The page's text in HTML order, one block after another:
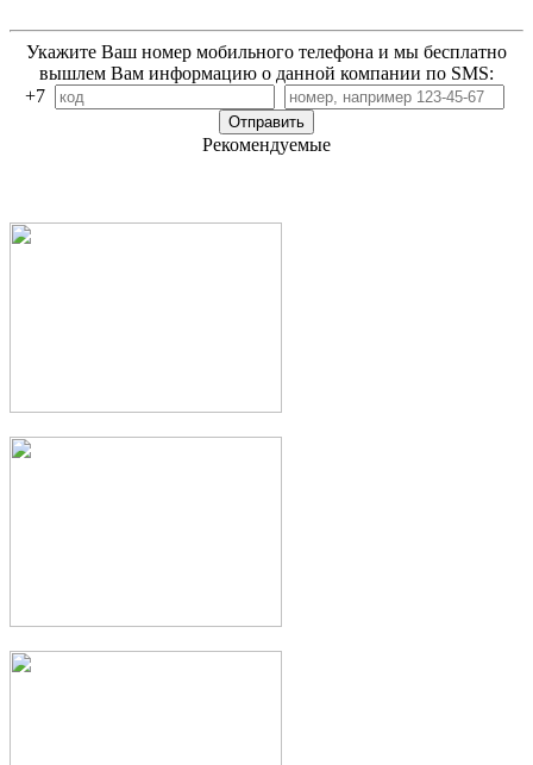
Укажите Ваш номер мобильного телефона и мы бесплатно
вышлем Вам информацию о данной компании по SMS:
+7
Рекомендуемые